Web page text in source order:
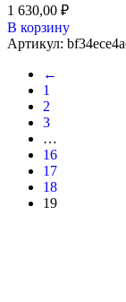
1 630,00 ₽
В корзину
Артикул:
←
1
2
3
…
16
17
18
19